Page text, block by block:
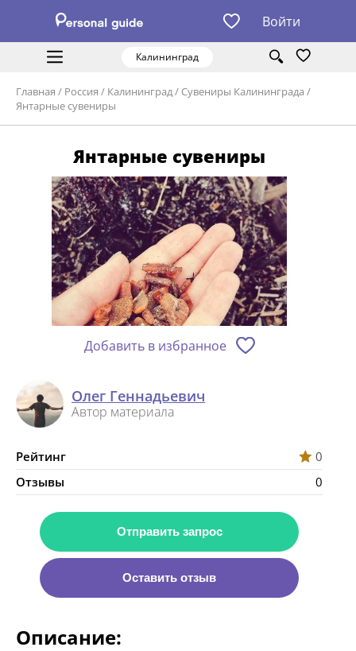
Войти
Калининград
Главная / Россия / Калининград/ Сувениры Калининграда /
Янтарные сувениры
Янтарные сувениры
Добавить в избранное
Олег Геннадьевич
Автор материала
Рейтинг
0
Отзывы
0
Отправить запрос
Оставить отзыв
Описание: